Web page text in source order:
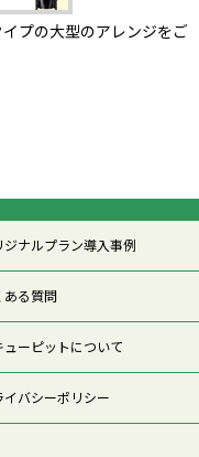
プの大型のアレンジをご
ジナルプラン導入事例
ある質問
ューピットについて
イバシーポリシー